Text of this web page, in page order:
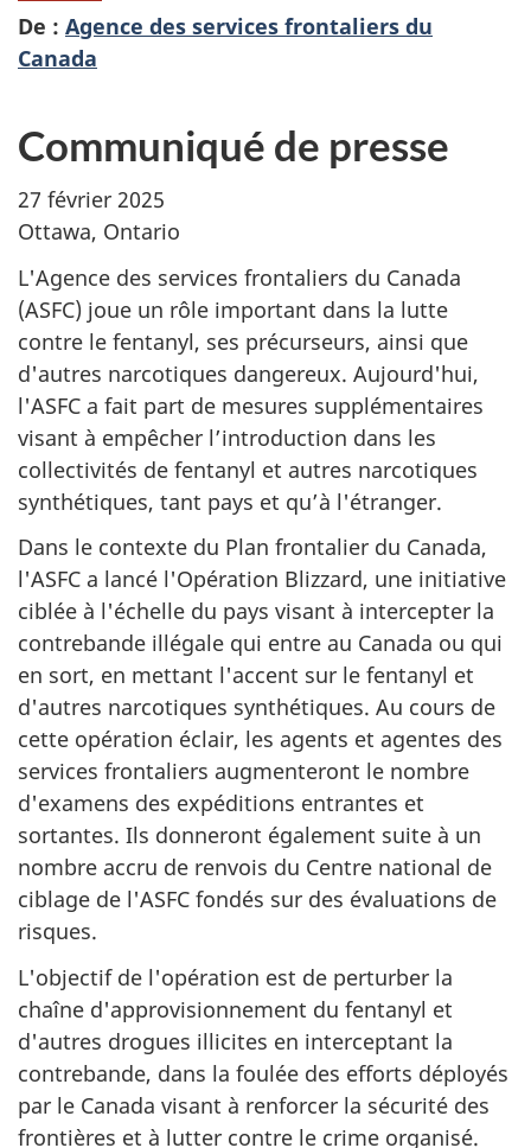
De : Agence des services frontaliers du
Canada
Communiqué de presse
27 février 2025
Ottawa, Ontario
L'Agence des services frontaliers du Canada
(ASFC) joue un rôle important dans la lutte
contre le fentanyl, ses précurseurs, ainsi que
d'autres narcotiques dangereux. Aujourd'hui,
l'ASFC a fait part de mesures supplémentaires
visant à empêcher l’introduction dans les
collectivités de fentanyl et autres narcotiques
synthétiques, tant pays et qu’à l'étranger.
Dans le contexte du Plan frontalier du Canada,
l'ASFC a lancé l'Opération Blizzard, une initiative
ciblée à l'échelle du pays visant à intercepter la
contrebande illégale qui entre au Canada ou qui
en sort, en mettant l'accent sur le fentanyl et
d'autres narcotiques synthétiques. Au cours de
cette opération éclair, les agents et agentes des
services frontaliers augmenteront le nombre
d'examens des expéditions entrantes et
sortantes. Ils donneront également suite à un
nombre accru de renvois du Centre national de
ciblage de l'ASFC fondés sur des évaluations de
risques.
L'objectif de l'opération est de perturber la
chaîne d'approvisionnement du fentanyl et
d'autres drogues illicites en interceptant la
contrebande, dans la foulée des efforts déployés
par le Canada visant à renforcer la sécurité des
frontières et à lutter contre le crime organisé.